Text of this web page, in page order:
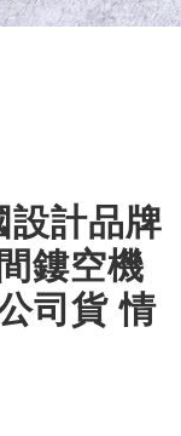
設計品牌
鏤空機
司貨 情